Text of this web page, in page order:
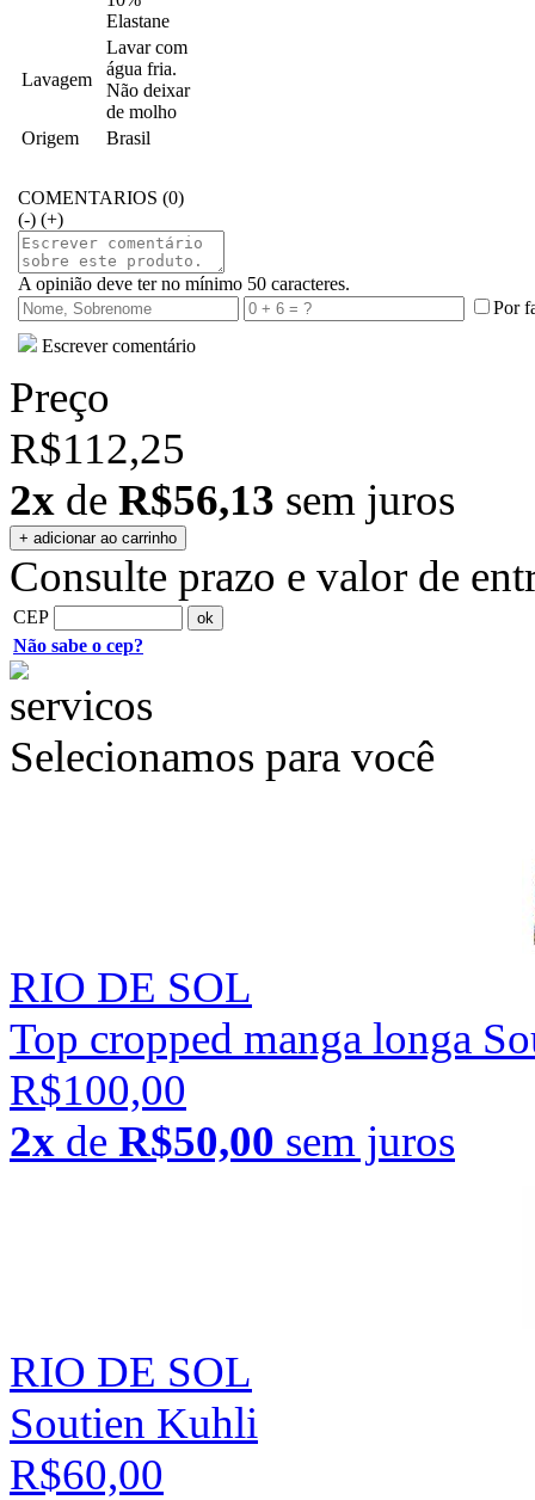
Elastane
Lavagem
Lavar com
água fria.
Não deixar
de molho
Origem
Brasil
COMENTARIOS (0)
(-) (+)
A opinião deve ter no mínimo 50 caracteres.
Por
Escrever comentário
Preço
R$112,25
2x de R$56,13 sem juros
Consulte prazo e valor de
CEP
Não sabe o cep?
Selecionamos para você
RIO DE SOL
Top cropped manga longa
R$100,00
2x de R$50,00 sem juros
RIO DE SOL
Soutien Kuhli
R$60,00